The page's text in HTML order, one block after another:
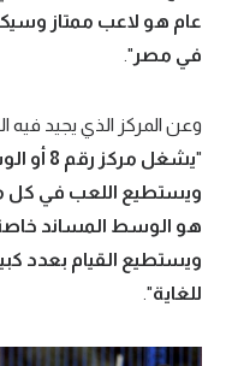
عام هو لاعب ممتاز
في مصر ".
وعن المركز الذي يجيد فيه
"
يشغل
ويستطيع اللعب في كل
هو الوسط المساند خاصة
ويستطيع القيام بعدد
للغاية".